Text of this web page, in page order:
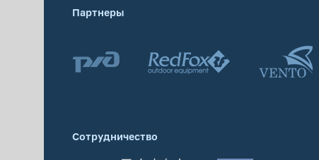
Партнеры
Сотрудничество